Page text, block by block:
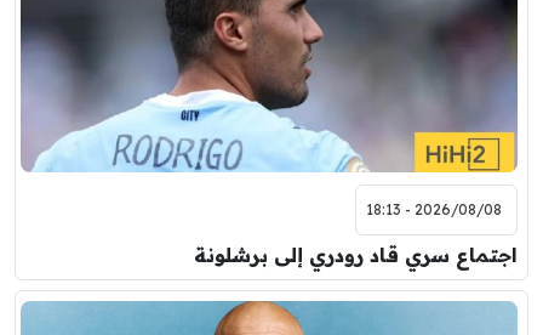
مباراة ودية
نوتنغهام فورست
اودينيزي
8:00 م
مباراة ودية
برشلونة
2026/08/08 - 18:13
اجتماع سري قاد رودري إلى برشلونة